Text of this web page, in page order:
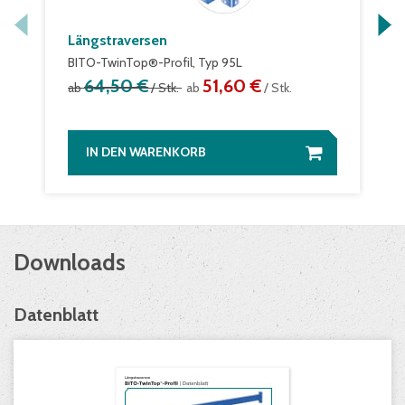
Längstraversen
BITO-TwinTop®-Profil, Typ 95L
ab64,50 €/ Stk. ab 51,60 €/ Stk.
IN DEN WARENKORB
Downloads
Datenblatt